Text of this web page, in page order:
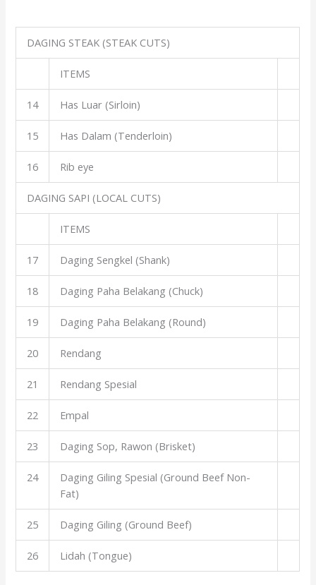
DAGING STEAK (STEAK CUTS)
ITEMS
14 Has Luar (Sirloin)
15 Has Dalam (Tenderloin)
16 Rib eye
DAGING SAPI (LOCAL CUTS)
ITEMS
17 Daging Sengkel (Shank)
18 Daging Paha Belakang (Chuck)
19 Daging Paha Belakang (Round)
20 Rendang
21 Rendang Spesial
22 Empal
23 Daging Sop, Rawon (Brisket)
24
Daging Giling Spesial (Ground Beef Non-
Fat)
25 Daging Giling (Ground Beef)
26 Lidah (Tongue)